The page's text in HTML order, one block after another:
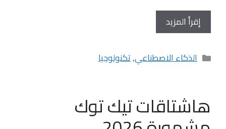
إقرأ المزيد
التصنيفات
الذكاء الاصطناعي,تكنولوجيا
هاشتاقات تيك توك